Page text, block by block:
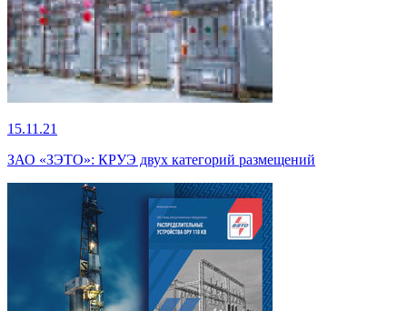
15.11.21
ЗАО «ЗЭТО»: КРУЭ двух категорий размещений